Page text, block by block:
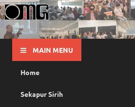
OMG
Pusat Pelatihan Olah Napas Modern
MAIN MENU
Home
Sekapur Sirih